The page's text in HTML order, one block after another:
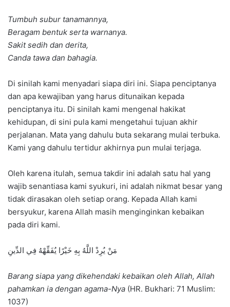
Tumbuh subur tanamannya,
Beragam bentuk serta warnanya.
Sakit sedih dan derita,
Canda tawa dan bahagia.
Di sinilah kami menyadari siapa diri ini. Siapa penciptanya
dan apa kewajiban yang harus ditunaikan kepada
penciptanya itu. Di sinilah kami mengenal hakikat
kehidupan, di sini pula kami mengetahui tujuan akhir
perjalanan. Mata yang dahulu buta sekarang mulai terbuka.
Kami yang dahulu tertidur akhirnya pun mulai terjaga.
Oleh karena itulah, semua takdir ini adalah satu hal yang
wajib senantiasa kami syukuri, ini adalah nikmat besar yang
tidak dirasakan oleh setiap orang. Kepada Allah kami
bersyukur, karena Allah masih menginginkan kebaikan
pada diri kami.
مَنْ يُرِدْ اللَّهُ بِهِ خَيْرًا يُفَقِّهْهُ فِي الدِّينِ
Barang siapa yang dikehendaki kebaikan oleh Allah, Allah
pahamkan ia dengan agama-Nya (HR. Bukhari: 71 Muslim:
1037)